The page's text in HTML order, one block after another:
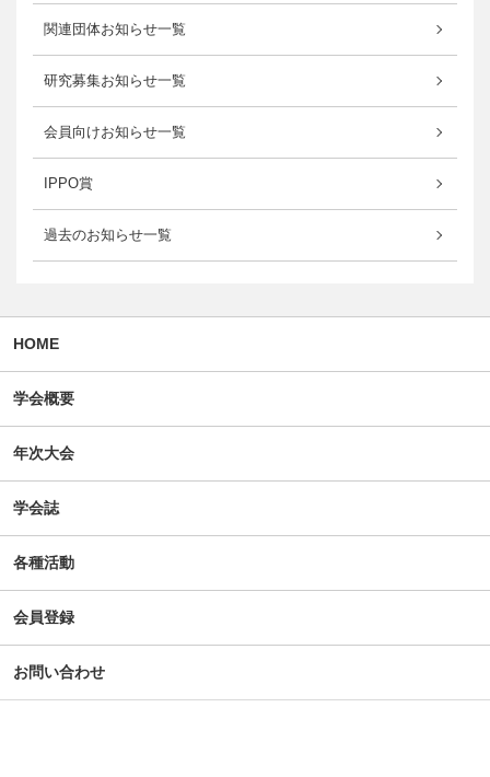
関連団体お知らせ一覧
研究募集お知らせ一覧
会員向けお知らせ一覧
IPPO賞
過去のお知らせ一覧
HOME
学会概要
年次大会
学会誌
各種活動
会員登録
お問い合わせ